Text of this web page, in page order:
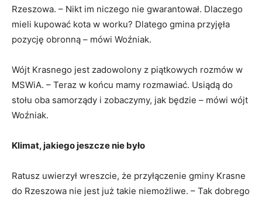
Rzeszowa. – Nikt im niczego nie gwarantował. Dlaczego
mieli kupować kota w worku? Dlatego gmina przyjęła
pozycję obronną – mówi Woźniak.
Wójt Krasnego jest zadowolony z piątkowych rozmów w
MSWiA. – Teraz w końcu mamy rozmawiać. Usiądą do
stołu oba samorządy i zobaczymy, jak będzie – mówi wójt
Woźniak.
Klimat, jakiego jeszcze nie było
Ratusz uwierzył wreszcie, że przyłączenie gminy Krasne
do Rzeszowa nie jest już takie niemożliwe. – Tak dobrego